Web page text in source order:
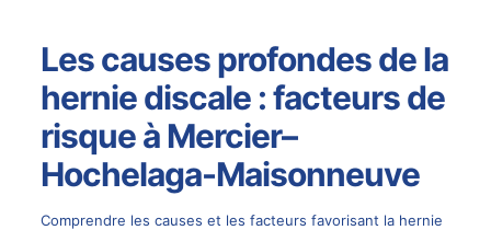
Les causes profondes de la
hernie discale : facteurs de
risque à Mercier–
Hochelaga-Maisonneuve
Comprendre les causes et les facteurs favorisant la hernie